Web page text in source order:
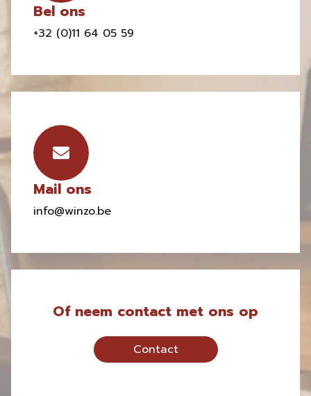
Bel ons
+32 (0)11 64 05 59
Mail ons
info@winzo.be
Of neem contact met ons op
Contact